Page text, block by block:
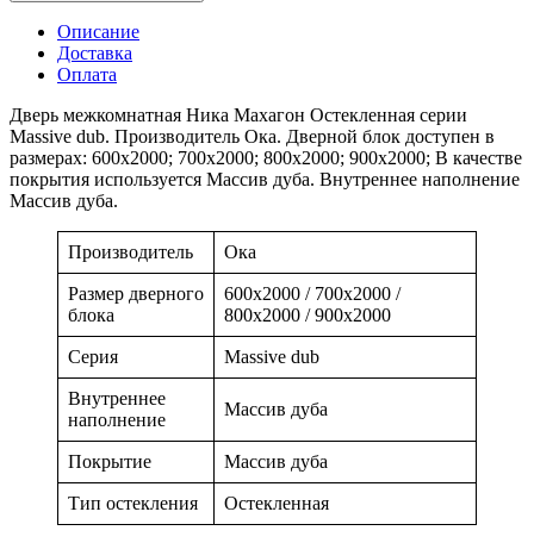
Описание
Доставка
Оплата
Дверь межкомнатная Ника Махагон Остекленная серии
Massive dub. Производитель Ока. Дверной блок доступен в
размерах: 600x2000; 700x2000; 800x2000; 900x2000; В качестве
покрытия используется Массив дуба. Внутреннее наполнение
Массив дуба.
Производитель Ока
Размер дверного
блока
600x2000 / 700x2000 /
800x2000 / 900x2000
Серия Massive dub
Внутреннее
наполнение
Массив дуба
Покрытие Массив дуба
Тип остекления Остекленная